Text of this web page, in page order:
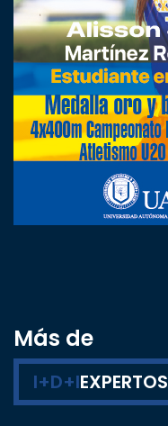
Más de
I+D+IEXPERTOS